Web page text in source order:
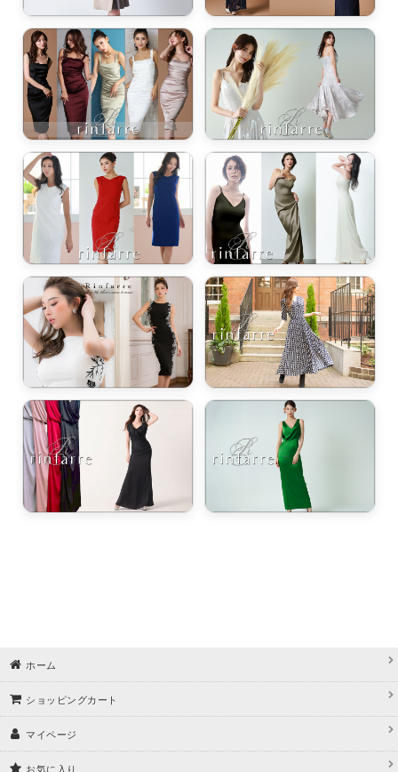
ホーム
ショッピングカート
マイページ
お気に入り